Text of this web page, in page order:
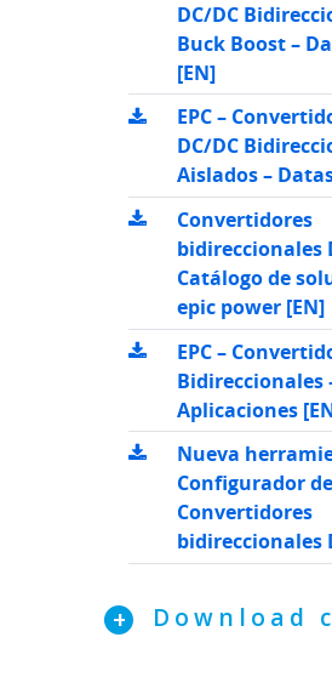
DC/DC
Buck Boost –
[EN]
EPC –
DC/DC
Aislados –
Convertidores
bidireccionales
Catálogo de
epic power [EN]
EPC –
Bidireccionales
Aplicaciones
Nueva
Configurador de
Convertidores
bidireccionales
Download